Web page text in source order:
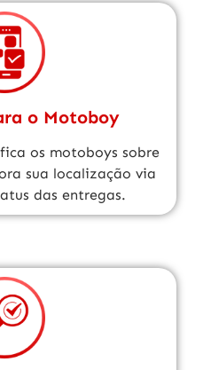
o Motoboy
os motoboys sobre
sua localização via
das entregas.